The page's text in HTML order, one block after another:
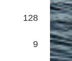
128
9